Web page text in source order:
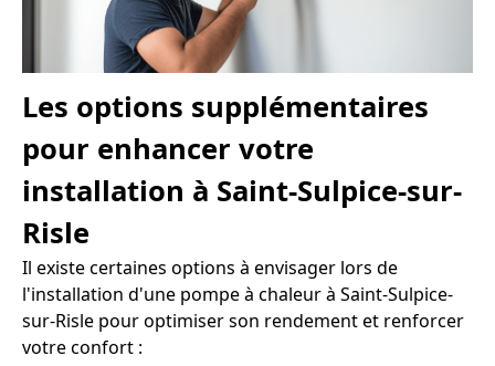
Les options supplémentaires
pour enhancer votre
installation à Saint-Sulpice-sur-
Risle
Il existe certaines options à envisager lors de
l'installation d'une pompe à chaleur à Saint-Sulpice-
sur-Risle pour optimiser son rendement et renforcer
votre confort :